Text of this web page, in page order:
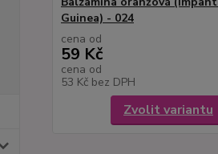
Guinea) - 024
cena od
59 Kč
cena od
53 Kč bez DPH
Zvolit variantu